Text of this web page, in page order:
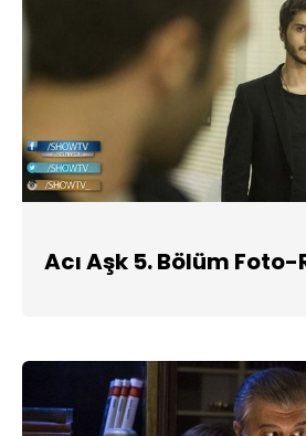
Acı Aşk 5. Bölüm Foto-